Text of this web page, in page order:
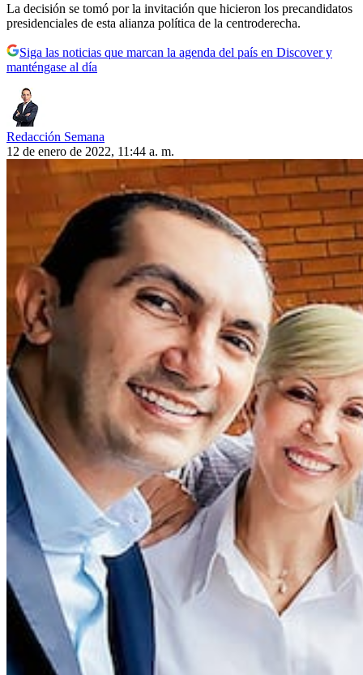
La decisión se tomó por la invitación que hicieron los precandidatos
presidenciales de esta alianza política de la centroderecha.
Siga las noticias que marcan la agenda del país en Discover y
manténgase al día
Redacción Semana
12 de enero de 2022, 11:44 a. m.